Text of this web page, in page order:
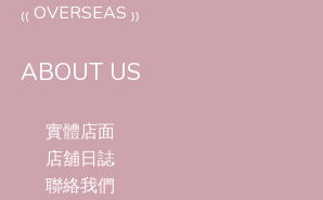
₍₍ OVERSEAS ₎₎
ABOUT US
實體店面
店舖日誌
聯絡我們